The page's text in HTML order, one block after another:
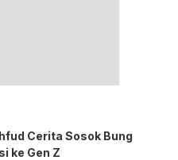
Cerita Sosok Bung
ke Gen Z